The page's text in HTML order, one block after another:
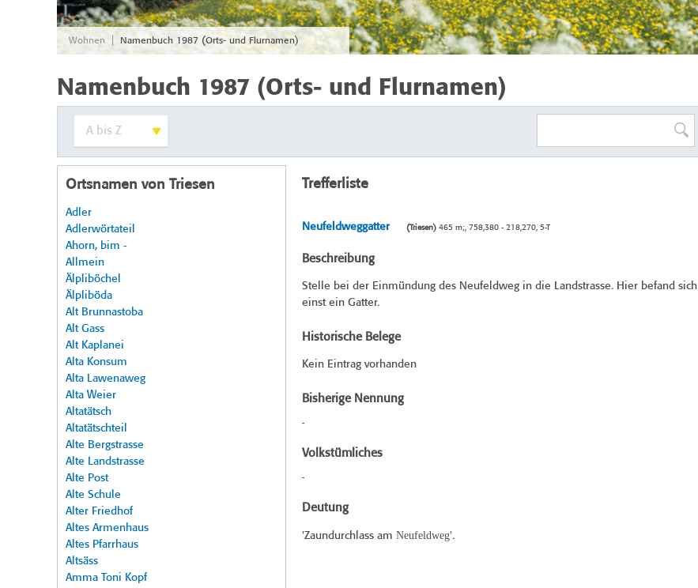
Wohnen Namenbuch 1987 (Orts- und Flurnamen)
Namenbuch 1987 (Orts- und Flurnamen)
Ortsnamen von Triesen
Adler
Adlerwörtateil
Ahorn, bim -
Allmein
Älpliböchel
Älpliböda
Alt Brunnastoba
Alt Gass
Alt Kaplanei
Alta Konsum
Alta Lawenaweg
Alta Weier
Altatätsch
Altatätschteil
Alte Bergstrasse
Alte Landstrasse
Alte Post
Alte Schule
Alter Friedhof
Altes Armenhaus
Altes Pfarrhaus
Altsäss
Amma Toni Kopf
Trefferliste
Neufeldweggatter (Triesen)465 m;, 758,380 - 218,270, 5-T
Beschreibung
Stelle bei der Einmündung des Neufeldweg in die Landstrasse. Hier befand sich
einst ein Gatter.
Historische Belege
Kein Eintrag vorhanden
Bisherige Nennung
-
Volkstümliches
-
Deutung
'Zaundurchlass am Neufeldweg'.